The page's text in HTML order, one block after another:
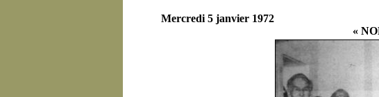
Mercredi 5 janvier 1972
«